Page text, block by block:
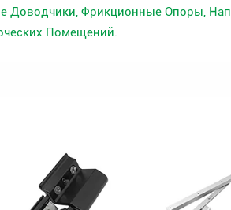
Доводчики, Фрикционные Опоры,
Помещений.